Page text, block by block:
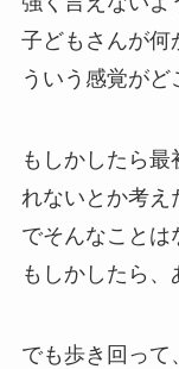
子どもさんが何
ういう感覚が
もしかしたら
れないとか考
でそんなことは
もしかしたら、
でも歩き回って